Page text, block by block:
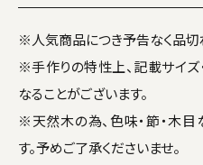
※人気商品につき予告なく品切
※手作りの特性上、記載サイ
なることがございます。
※天然木の為、色味・節・木
す。予めご了承くださいませ。